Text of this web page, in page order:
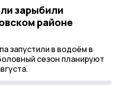
зарыбили
районе
запустили в водоём в
сезон планируют